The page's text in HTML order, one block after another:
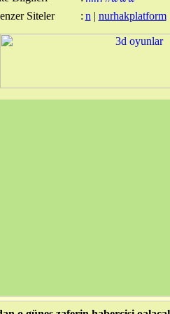
Siteler
: n | nurhakplatform